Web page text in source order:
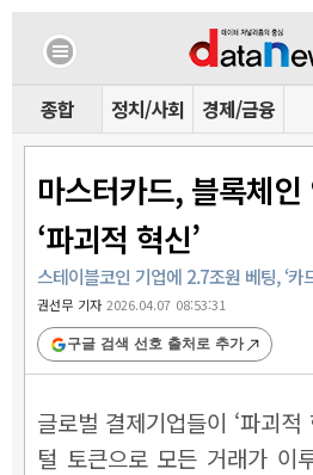
종합 정치/사회 경제/금융
마스터카드, 블록체
‘파괴적 혁신’
스테이블코인 기업에 2.7조원 베팅, ‘카
권선무 기자2026.04.07 08:53:31
구글 검색 선호 출처로 추가
글로벌 결제기업들이 ‘파괴적
털 토큰으로 모든 거래가 이